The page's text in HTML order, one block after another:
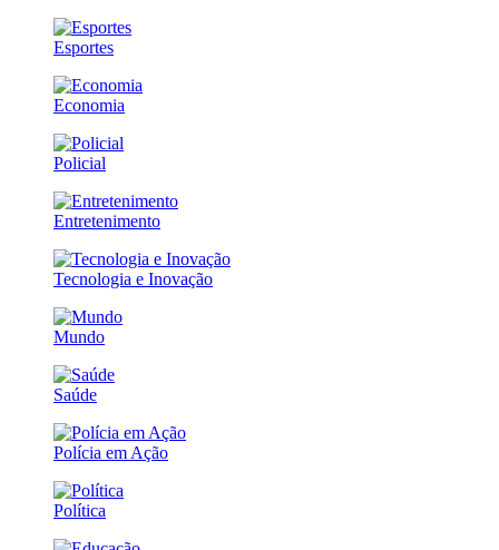
Esportes
Economia
Policial
Entretenimento
Tecnologia e Inovação
Mundo
Saúde
Polícia em Ação
Política